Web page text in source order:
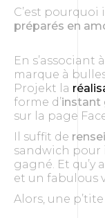
C’est pourquoi
préparés en
En s’associant à
marque à
Projekt la
forme d’instant
sur la page
Il suffit de
sandwich pour
gagné. Et qu’y
et un fabulous
Alors, une